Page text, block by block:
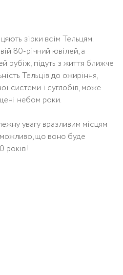
зірки всім Тельцям.
80-річний ювілей, а
рубіж, підуть з життя ближче
Тельців до ожиріння,
системи і суглобів, може
небом роки.
увагу вразливим місцям
можливо, що воно буде
років!